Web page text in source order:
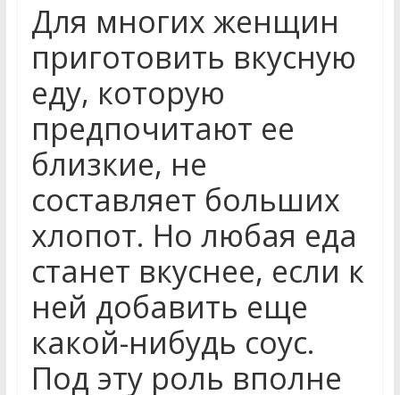
Для многих женщин
приготовить вкусную
еду, которую
предпочитают ее
близкие, не
составляет больших
хлопот. Но любая еда
станет вкуснее, если к
ней добавить еще
какой-нибудь соус.
Под эту роль вполне